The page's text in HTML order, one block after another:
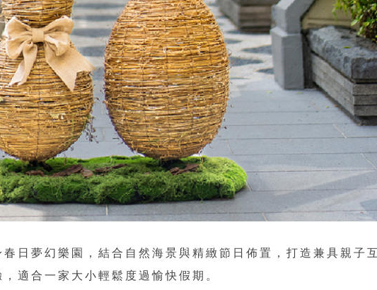
日夢幻樂園，結合自然海景與精緻節日佈置，打造兼具親子
適合一家大小輕鬆度過愉快假期。